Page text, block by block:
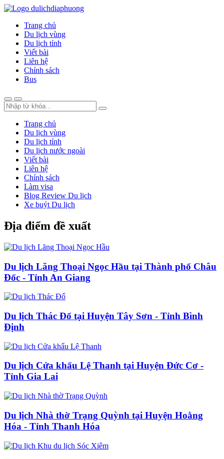
Trang chủ
Du lịch vùng
Du lịch tỉnh
Viết bài
Liên hệ
Chính sách
Bus
Trang chủ
Du lịch vùng
Du lịch tỉnh
Du lịch nước ngoài
Viết bài
Liên hệ
Chính sách
Làm visa
Blog Review Du lịch
Xe buýt Du lịch
Địa điểm đề xuất
Du lịch Lăng Thoại Ngọc Hầu tại Thành phố Châu
Đốc - Tỉnh An Giang
Du lịch Thác Đổ tại Huyện Tây Sơn - Tỉnh Bình
Định
Du lịch Cửa khẩu Lệ Thanh tại Huyện Đức Cơ -
Tỉnh Gia Lai
Du lịch Nhà thờ Trạng Quỳnh tại Huyện Hoằng
Hóa - Tỉnh Thanh Hóa